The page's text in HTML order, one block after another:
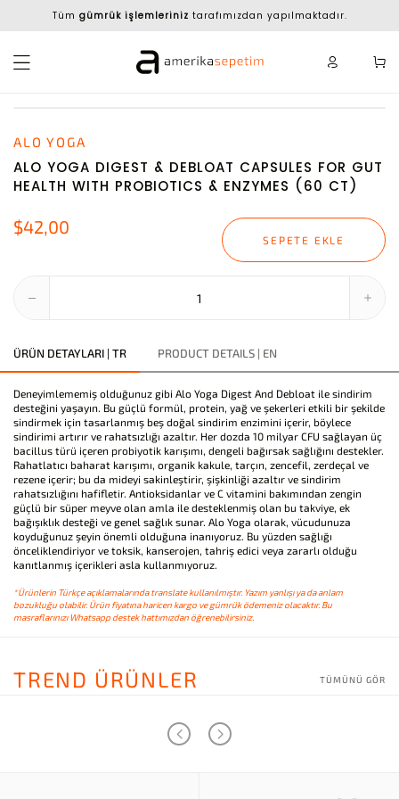
Tüm gümrük işlemleriniz tarafımızdan yapılmaktadır.
ALO YOGA
ALO YOGA DIGEST & DEBLOAT CAPSULES FOR GUT
HEALTH WITH PROBIOTICS & ENZYMES (60 CT)
$42,00
SEPETE EKLE
ÜRÜN DETAYLARI | TR PRODUCT DETAILS | EN
Deneyimlememiş olduğunuz gibi Alo Yoga Digest And Debloat ile sindirim
desteğini yaşayın. Bu güçlü formül, protein, yağ ve şekerleri etkili bir şekilde
sindirmek için tasarlanmış beş doğal sindirim enzimini içerir, böylece
sindirimi artırır ve rahatsızlığı azaltır. Her dozda 10 milyar CFU sağlayan üç
bacillus türü içeren probiyotik karışımı, dengeli bağırsak sağlığını destekler.
Rahatlatıcı baharat karışımı, organik kakule, tarçın, zencefil, zerdeçal ve
rezene içerir; bu da mideyi sakinleştirir, şişkinliği azaltır ve sindirim
rahatsızlığını hafifletir. Antioksidanlar ve C vitamini bakımından zengin
güçlü bir süper meyve olan amla ile desteklenmiş olan bu takviye, ek
bağışıklık desteği ve genel sağlık sunar. Alo Yoga olarak, vücudunuza
koyduğunuz şeyin önemli olduğuna inanıyoruz. Bu yüzden sağlığı
önceliklendiriyor ve toksik, kanserojen, tahriş edici veya zararlı olduğu
kanıtlanmış içerikleri asla kullanmıyoruz.
*Ürünlerin Türkçe açıklamalarında translate kullanılmıştır. Yazım yanlışı ya da anlam
bozukluğu olabilir. Ürün fiyatına haricen kargo ve gümrük ödemeniz olacaktır. Bu
masraflarınızı Whatsapp destek hattımızdan öğrenebilirsiniz.
TREND ÜRÜNLER TÜMÜNÜ GÖR